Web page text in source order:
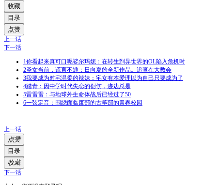
收藏
目录
点赞
上一话
下一话
1你看起来真可口呢娑尔玛妮：在转生到异世界的OL陷入危机时
2圣女当前，谎言不通：日向夏的全新作品。追查在大教会
3我要成为对宅温柔的辣妹：宅女有本爱理以为自己只要成为了
4踏青：因中学时代失恋的创伤，迹边总是
5雷雷雷：与地球外生命体战后已经过了50
6一弦定音：围绕面临废部的古筝部的青春校园
上一话
点赞
目录
收藏
下一话